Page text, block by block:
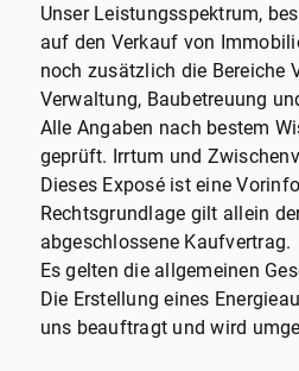
Unser Leistungsspektrum,
auf den Verkauf von
noch zusätzlich die Bereiche
Verwaltung, Baubetreuung
Alle Angaben nach bestem
geprüft. Irrtum und
Dieses Exposé ist eine
Rechtsgrundlage gilt allein
abgeschlossene Kaufvertrag.
Es gelten die allgemeinen
Die Erstellung eines
uns beauftragt und wird